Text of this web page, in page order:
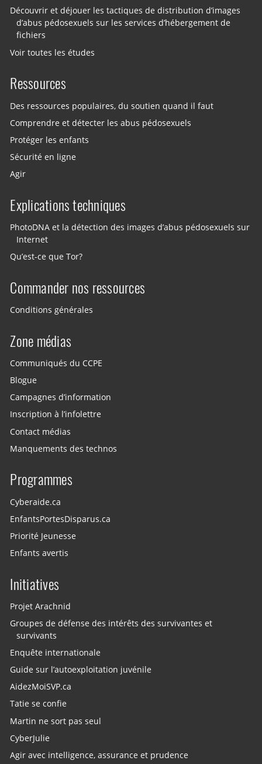
Découvrir et déjouer les tactiques de distribution d’images
d’abus pédosexuels sur les services d’hébergement de
fichiers
Voir toutes les études
Ressources
Des ressources populaires, du soutien quand il faut
Comprendre et détecter les abus pédosexuels
Protéger les enfants
Sécurité en ligne
Agir
Explications techniques
PhotoDNA et la détection des images d’abus pédosexuels sur
Internet
Qu’est-ce que Tor?
Commander nos ressources
Conditions générales
Zone médias
Communiqués du CCPE
Blogue
Campagnes d’information
Inscription à l’infolettre
Contact médias
Manquements des technos
Programmes
Cyberaide.ca
EnfantsPortesDisparus.ca
Priorité Jeunesse
Enfants avertis
Initiatives
Projet Arachnid
Groupes de défense des intérêts des survivantes et
survivants
Enquête internationale
Guide sur l’autoexploitation juvénile
AidezMoiSVP.ca
Tatie se confie
Martin ne sort pas seul
CyberJulie
Agir avec intelligence, assurance et prudence